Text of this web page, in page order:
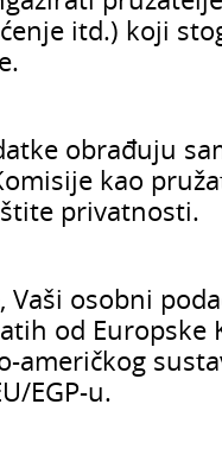
itd.) koji
obrađuju
kao
privatnosti.
osobni
od
američkog
EGP-u.